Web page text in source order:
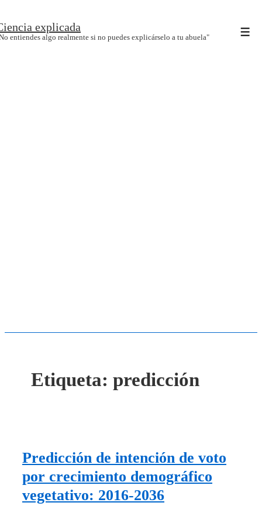
Saltar
explicada
entiendes algo realmente si no puedes explicárselo a tu abuela"
Etiqueta: predicción
Predicción de intención de voto
por crecimiento demográfico
vegetativo: 2016-2036